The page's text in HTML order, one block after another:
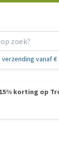
verzending vanaf €
korting op